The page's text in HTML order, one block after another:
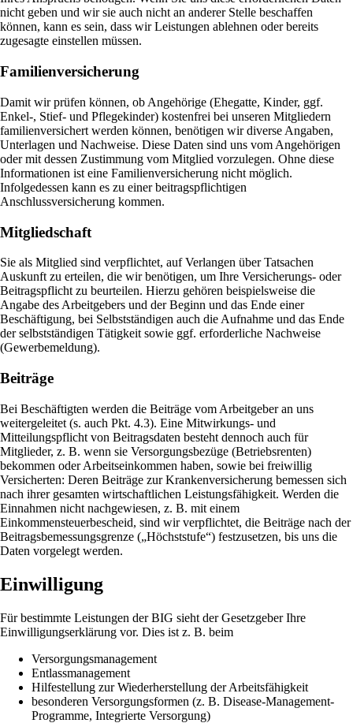
nicht geben und wir sie auch nicht an anderer Stelle beschaffen
können, kann es sein, dass wir Leistungen ablehnen oder bereits
zugesagte einstellen müssen.
Familienversicherung
Damit wir prüfen können, ob Angehörige (Ehegatte, Kinder, ggf.
Enkel-, Stief- und Pflegekinder) kostenfrei bei unseren Mitgliedern
familienversichert werden können, benötigen wir diverse Angaben,
Unterlagen und Nachweise. Diese Daten sind uns vom Angehörigen
oder mit dessen Zustimmung vom Mitglied vorzulegen. Ohne diese
Informationen ist eine Familienversicherung nicht möglich.
Infolgedessen kann es zu einer beitragspflichtigen
Anschlussversicherung kommen.
Mitgliedschaft
Sie als Mitglied sind verpflichtet, auf Verlangen über Tatsachen
Auskunft zu erteilen, die wir benötigen, um Ihre Versicherungs- oder
Beitragspflicht zu beurteilen. Hierzu gehören beispielsweise die
Angabe des Arbeitgebers und der Beginn und das Ende einer
Beschäftigung, bei Selbstständigen auch die Aufnahme und das Ende
der selbstständigen Tätigkeit sowie ggf. erforderliche Nachweise
(Gewerbemeldung).
Beiträge
Bei Beschäftigten werden die Beiträge vom Arbeitgeber an uns
weitergeleitet (s. auch Pkt. 4.3). Eine Mitwirkungs- und
Mitteilungspflicht von Beitragsdaten besteht dennoch auch für
Mitglieder, z. B. wenn sie Versorgungsbezüge (Betriebsrenten)
bekommen oder Arbeitseinkommen haben, sowie bei freiwillig
Versicherten: Deren Beiträge zur Krankenversicherung bemessen sich
nach ihrer gesamten wirtschaftlichen Leistungsfähigkeit. Werden die
Einnahmen nicht nachgewiesen, z. B. mit einem
Einkommensteuerbescheid, sind wir verpflichtet, die Beiträge nach der
Beitragsbemessungsgrenze („Höchststufe“) festzusetzen, bis uns die
Daten vorgelegt werden.
Einwilligung
Für bestimmte Leistungen der BIG sieht der Gesetzgeber Ihre
Einwilligungserklärung vor. Dies ist z. B. beim
Versorgungsmanagement
Entlassmanagement
Hilfestellung zur Wiederherstellung der Arbeitsfähigkeit
besonderen Versorgungsformen (z. B. Disease-Management-
Programme, Integrierte Versorgung)